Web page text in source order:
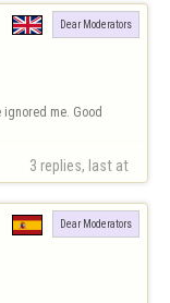
Dear Moderators
me. Good
3 replies, last at
Dear Moderators